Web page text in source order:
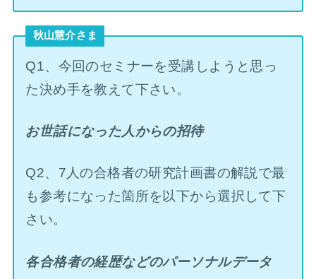
秋山慧介さま
Q1、今回のセミナーを受講しようと思っ
た決め手を教えて下さい。
お世話になった人からの招待
Q2、7人の合格者の研究計画書の解説で最
も参考になった箇所を以下から選択して下
さい。
各合格者の経歴などのパーソナルデータ